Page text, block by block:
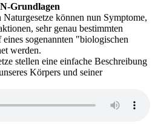
Grundlagen
können nun Symptome,
sehr genau bestimmten
sogenannten "biologischen
werden.
stellen eine einfache Beschreibung
Körpers und seiner